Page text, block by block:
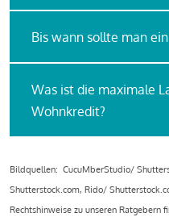
Bis wann sollte man
Was ist die maximale
Wohnkredit?
Bildquellen: CucuMberStudio/
Shutterstock.com, Rido/
Rechtshinweise zu unseren Ratgebern